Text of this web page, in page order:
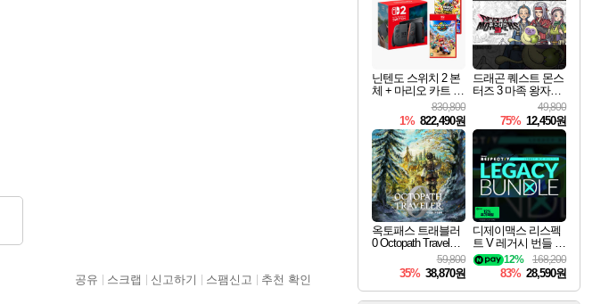
공유 스크랩 신고하기 스팸신고 추천 확인
닌텐도 스위치 2 본
체 + 마리오 카트 월
드 + 슈퍼 마리오 파
티 잼버리 닌텐도
스위치 2 에디션 +
잼버리 TV 번들
830,800
1% 822,490원
드래곤 퀘스트 몬스
터즈 3 마족 왕자와
엘프의 여행 Dragon
Quest Monsters The
Dark Prince
49,800
75% 12,450원
옥토패스 트래블러
0 Octopath Traveler
59,800
35% 38,870원
디제이맥스 리스펙
트 V 레거시 번들 D
JMAX RESPECT V
Legacy Bundle DLC
168,200
12%
83% 28,590원